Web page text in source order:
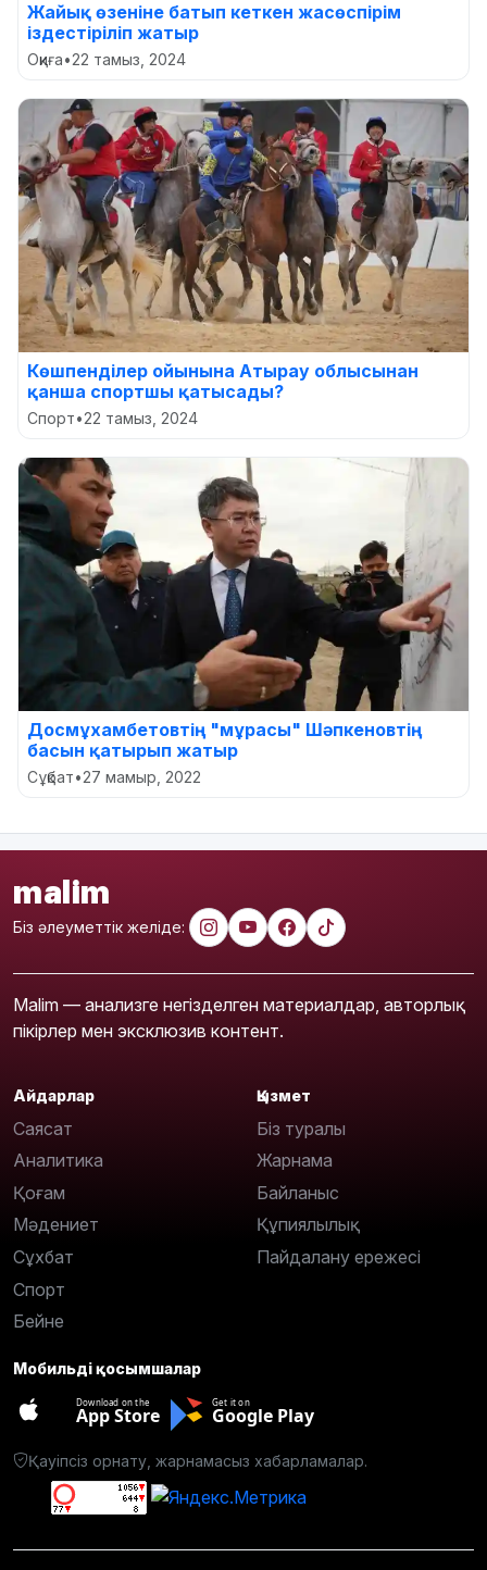
Жайық өзеніне батып кеткен жасөспірім
іздестіріліп жатыр
Оқиға•22 тамыз, 2024
Көшпенділер ойынына Атырау облысынан
қанша спортшы қатысады?
Спорт•22 тамыз, 2024
Досмұхамбетовтің "мұрасы" Шәпкеновтің
басын қатырып жатыр
Сұқбат•27 мамыр, 2022
malim
Біз әлеуметтік желіде:
Malim — анализге негізделген материалдар, авторлық
пікірлер мен эксклюзив контент.
Айдарлар
Саясат
Аналитика
Қоғам
Мәдениет
Сұхбат
Спорт
Бейне
Қызмет
Біз туралы
Жарнама
Байланыс
Құпиялылық
Пайдалану ережесі
Мобильді қосымшалар
Download on the
App Store
Get it on
Google Play
Қауіпсіз орнату, жарнамасыз хабарламалар.